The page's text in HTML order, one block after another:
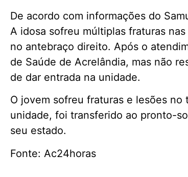
De acordo com informações do
A idosa sofreu múltiplas fraturas
no antebraço direito. Após o
de Saúde de Acrelândia, mas não
de dar entrada na unidade.
O jovem sofreu fraturas e lesões
unidade, foi transferido ao pronto-
seu estado.
Fonte: Ac24horas